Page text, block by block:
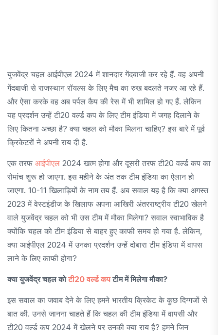
युजवेंद्र चहल आईपीएल 2024 में शानदार गेंदबाजी कर रहे हैं. वह अपनी
गेंदबाजी से राजस्थान रॉयल्स के लिए मैच का रुख बदलते नजर आ रहे हैं.
और ऐसा करके वह अब पर्पल कैप की रेस में भी शामिल हो गए हैं. लेकिन
यह प्रदर्शन उन्हें टी20 वर्ल्ड कप के लिए टीम इंडिया में जगह दिलाने के
लिए कितना अच्छा है? क्या चहल को मौका मिलना चाहिए? इस बारे में पूर्व
क्रिकेटरों ने अपनी राय दी है.
एक तरफ आईपीएल 2024 खत्म होगा और दूसरी तरफ टी20 वर्ल्ड कप का
रोमांच शुरू हो जाएगा. इस महीने के अंत तक टीम इंडिया का ऐलान हो
जाएगा. 10-11 खिलाड़ियों के नाम तय हैं. अब सवाल यह है कि क्या अगस्त
2023 में वेस्टइंडीज के खिलाफ अपना आखिरी अंतरराष्ट्रीय टी20 खेलने
वाले युजवेंद्र चहल को भी उस टीम में मौका मिलेगा? सवाल स्वाभाविक है
क्योंकि चहल को टीम इंडिया से बाहर हुए काफी समय हो गया है. लेकिन,
क्या आईपीएल 2024 में उनका प्रदर्शन उन्हें दोबारा टीम इंडिया में वापस
लाने के लिए काफी होगा?
क्या युजवेंद्र चहल कोटी20 वर्ल्ड कपटीम में मिलेगा मौका?
इस सवाल का जवाब देने के लिए हमने भारतीय क्रिकेट के कुछ दिग्गजों से
बात की. उनसे जानना चाहते हैं कि चहल की टीम इंडिया में वापसी और
टी20 वर्ल्ड कप 2024 में खेलने पर उनकी क्या राय है? हमने जिन